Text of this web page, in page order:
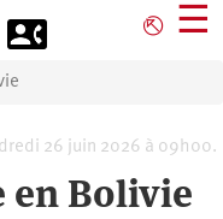
⎋ ☰
26 juin 2026 à 09h00.
en Bolivie